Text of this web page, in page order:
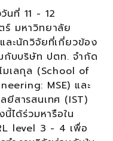
11 - 12
มหาวิทยาลัย
ละนักวิจัยที่เกี่ยวข้อง
มกับบริษัท ปตท. จำกัด
มเลกุล (School of
MSE) และ
ยีสารสนเทศ (IST)
ได้ร่วมหารือใน
level 3 - 4 เพื่อ